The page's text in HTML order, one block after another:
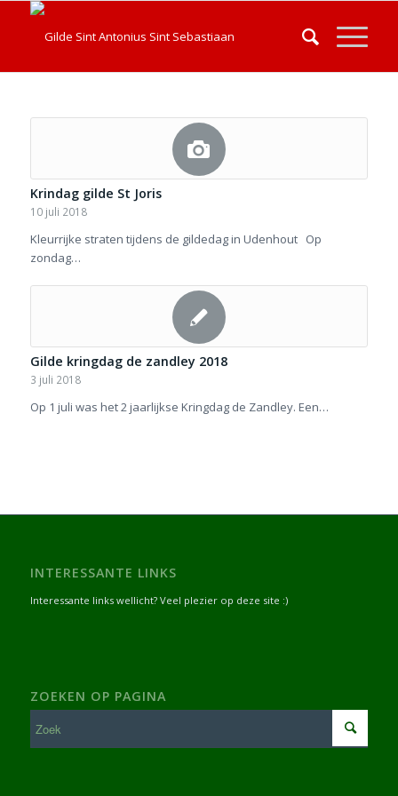
Krindag gilde St Joris
10 juli 2018
Kleurrijke straten tijdens de gildedag in Udenhout Op
zondag…
Gilde kringdag de zandley 2018
3 juli 2018
Op 1 juli was het 2 jaarlijkse Kringdag de Zandley. Een…
INTERESSANTE LINKS
Interessante links wellicht? Veel plezier op deze site :)
ZOEKEN OP PAGINA